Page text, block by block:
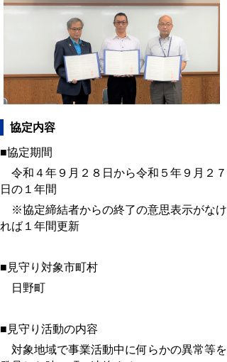
協定内容
■協定期間
令和４年９月２８日から令和５年９月２７
日の１年間
※協定締結者からの終了の意思表示がなけ
れば１年間更新
■見守り対象市町村
日野町
■見守り活動の内容
対象地域で事業活動中に何らかの異常等を